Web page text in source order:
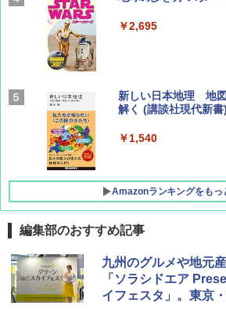
BE-PAL(ビ-パル)
SOTO ミニマル"旅"
￥1,500
￥2,695
新しい日本地理 地
解く (講談社現代新書)
￥1,540
Amazonランキングをもっ
[キャンパーズコレク
プテント 傘みたいに
ッとサンシェード キ
ッシュ 簡単設置 ワン
BUNDOK(バンドック
-08EX カーキ ソロキ
レーム テント
編集部のおすすめ記事
九州のグルメや地元
「ソラシドエア
イフェスタ」。東京